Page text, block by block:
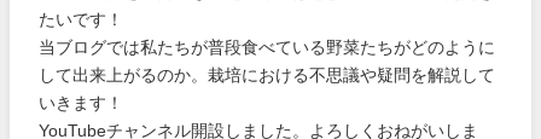
たいです！
当ブログでは私たちが普段食べている野菜たちがどのように
して出来上がるのか。栽培における不思議や疑問を解説して
いきます！
YouTubeチャンネル開設しました。よろしくおねがいしま